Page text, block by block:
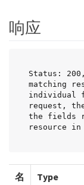
响应
Status:
matching
individual
request,
the fields
resource
名
Type